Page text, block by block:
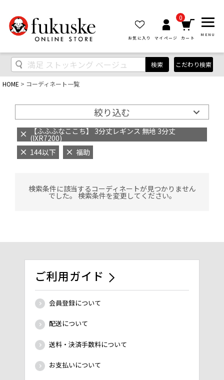
お気に入り マイページ
0
カート
MENU
検索 こだわり検索
HOME コーディネート一覧
絞り込む
【ふふふなここち】 3分丈レギンス 無地 3分丈
(IXR7200)
144以下
福助
検索条件に該当するコーディネートが見つかりません
でした。 検索条件を変更してください。
ご利用ガイド
会員登録について
配送について
送料・決済手数料について
お支払いについて